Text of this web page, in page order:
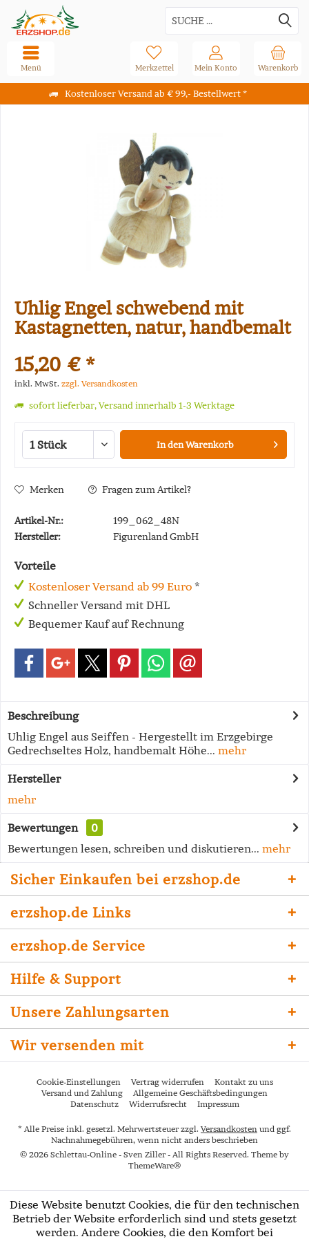
Kostenloser Versand ab € 99,- Bestellwert *
Warenkorb
Merkzettel Mein Konto
Menü
Uhlig Engel schwebend mit
Kastagnetten, natur, handbemalt
15,20 € *
inkl. MwSt. zzgl. Versandkosten
sofort lieferbar, Versand innerhalb 1-3 Werktage
In denWarenkorb
Merken Fragen zum Artikel?
Artikel-Nr.:
199_062_48N
Hersteller:
Figurenland GmbH
Vorteile
Kostenloser Versand ab 99 Euro *
Schneller Versand mit DHL
Bequemer Kauf auf Rechnung
Beschreibung
Uhlig Engel aus Seiffen - Hergestellt im Erzgebirge
Gedrechseltes Holz, handbemalt Höhe... mehr
Hersteller
mehr
Bewertungen
0
Bewertungen lesen, schreiben und diskutieren... mehr
Sicher Einkaufen bei erzshop.de
erzshop.de Links
erzshop.de Service
Hilfe & Support
Unsere Zahlungsarten
Wir versenden mit
Cookie-Einstellungen Vertrag widerrufen
Kontakt zu uns
Versand und Zahlung
Allgemeine Geschäftsbedingungen
Datenschutz
Widerrufsrecht Impressum
* Alle Preise inkl. gesetzl. Mehrwertsteuer zzgl. Versandkosten und ggf.
Nachnahmegebühren, wenn nicht anders beschrieben
© 2026 Schlettau-Online - Sven Ziller - All Rights Reserved. Theme by
ThemeWare®
Diese Website benutzt Cookies, die für den technischen
Betrieb der Website erforderlich sind und stets gesetzt
werden. Andere Cookies, die den Komfort bei